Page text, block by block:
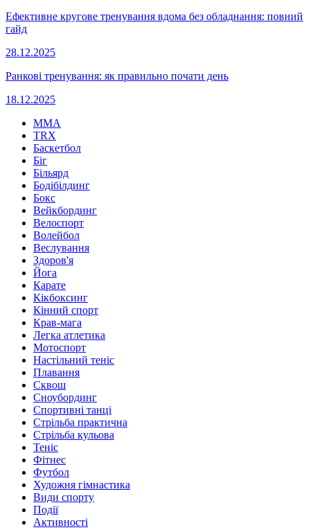
Ефективне кругове тренування вдома без обладнання: повний
гайд
28.12.2025
Ранкові тренування: як правильно почати день
18.12.2025
MMA
TRX
Баскетбол
Біг
Більярд
Бодібілдинг
Бокс
Вейкбординг
Велоспорт
Волейбол
Веслування
Здоров'я
Йога
Карате
Кікбоксинг
Кінний спорт
Крав-мага
Легка атлетика
Мотоспорт
Настільний теніс
Плавання
Сквош
Сноубординг
Спортивні танці
Стрільба практична
Стрільба кульова
Теніс
Фітнес
Футбол
Художня гімнастика
Види спорту
Події
Активності